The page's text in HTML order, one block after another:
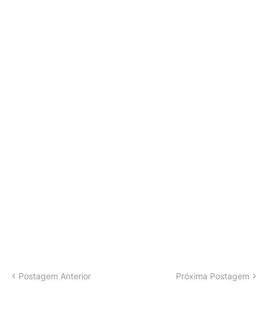
Postagem Anterior Próxima Postagem